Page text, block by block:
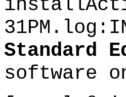
Standard
software